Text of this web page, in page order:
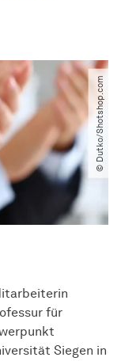
© Dutko​/​Shotshop.com
für
Siegen in